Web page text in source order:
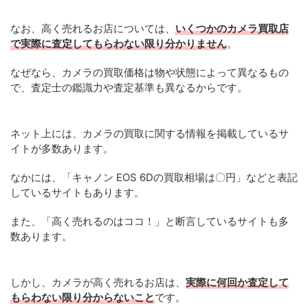
なお、高く売れるお店については、 いくつかのカメラ買取店
で実際に査定してもらわない限り分かりません。
なぜなら、カメラの買取価格は物や状態によって異なるもの
で、査定士の鑑識力や査定基準も異なるからです。
ネット上には、カメラの買取に関する情報を掲載しているサ
イトが多数あります。
なかには、「キャノン EOS 6Dの買取相場は〇円」などと表記
しているサイトもあります。
また、「高く売れるのはココ！」と断言しているサイトも多
数あります。
しかし、カメラが高く売れるお店は、 実際に何回か査定して
もらわない限り分からないことです。